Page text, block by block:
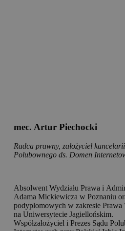
mec. Artur Piechocki
Radca prawny, założyciel
Polubownego ds. Domen
Absolwent Wydziału Prawa i
Adama Mickiewicza w Poznaniu
podyplomowych w zakresie Prawa
na Uniwersytecie Jagiellońskim.
Współzałożyciel i Prezes Sądu